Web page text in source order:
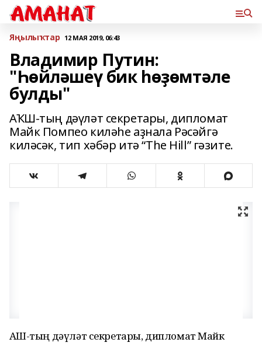
Яңылыҡтар 12 МАЯ 2019, 06:43
Владимир Путин:
"Һөйләшеү бик һөҙөмтәле
булды"
АҠШ-тың дәүләт секретары, дипломат
Майк Помпео киләһе аҙнала Рәсәйгә
киләсәк, тип хәбәр итә “The Hill” гәзите.
АҠШ-тың дәүләт секретары, дипломат Майк